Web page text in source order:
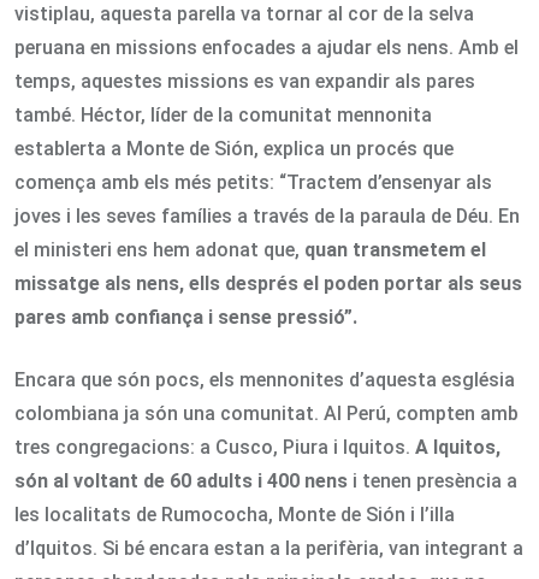
vistiplau, aquesta parella va tornar al cor de la selva
peruana en missions enfocades a ajudar els nens. Amb el
temps, aquestes missions es van expandir als pares
també. Héctor, líder de la comunitat mennonita
establerta a Monte de Sión, explica un procés que
comença amb els més petits: “Tractem d’ensenyar als
joves i les seves famílies a través de la paraula de Déu. En
el ministeri ens hem adonat que, quan transmetem el
missatge als nens, ells després el poden portar als seus
pares amb confiança i sense pressió”.
Encara que són pocs, els mennonites d’aquesta església
colombiana ja són una comunitat. Al Perú, compten amb
tres congregacions: a Cusco, Piura i Iquitos. A Iquitos,
són al voltant de 60 adults i 400 nens i tenen presència a
les localitats de Rumococha, Monte de Sión i l’illa
d’Iquitos. Si bé encara estan a la perifèria, van integrant a